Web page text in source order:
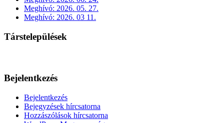
Meghívó: 2026. 05. 27.
Meghívó: 2026. 03 11.
Társtelepülések
Bejelentkezés
Bejelentkezés
Bejegyzések hírcsatorna
Hozzászólások hírcsatorna